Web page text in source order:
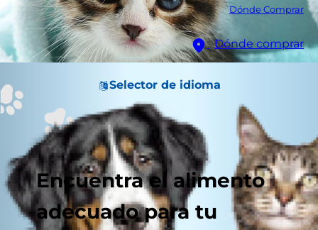
Dónde Comprar
Dónde comprar
Selector de idioma
Encuentra el alimento
adecuado para tu